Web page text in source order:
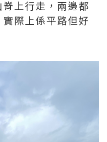
上行走，兩邊都
際上係平路但好